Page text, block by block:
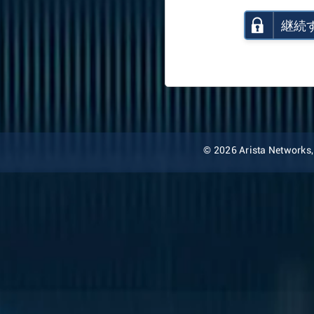
継続
© 2026 Arista